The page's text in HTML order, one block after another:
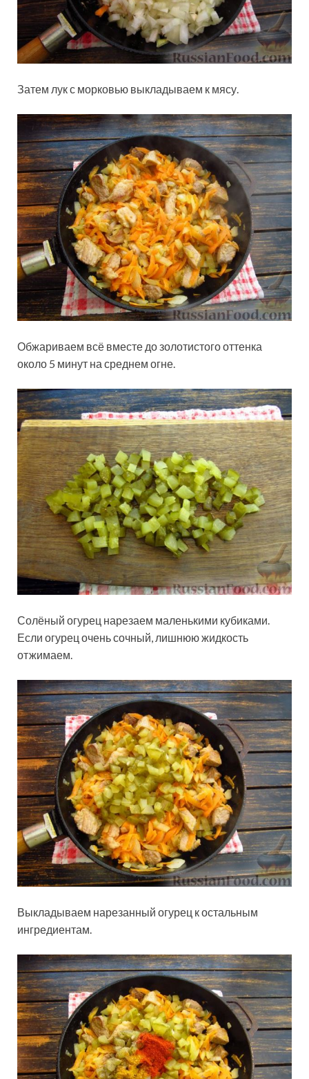
Затем лук с морковью выкладываем к мясу.
Обжариваем всё вместе до золотистого оттенка
около 5 минут на среднем огне.
Солёный огурец нарезаем маленькими кубиками.
Если огурец очень сочный, лишнюю жидкость
отжимаем.
Выкладываем нарезанный огурец к остальным
ингредиентам.